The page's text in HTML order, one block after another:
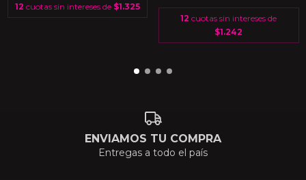
12 cuotas sin intereses de $1.325
12 cuotas sin intereses de
$1.242
ENVIAMOS TU COMPRA
Entregas a todo el país